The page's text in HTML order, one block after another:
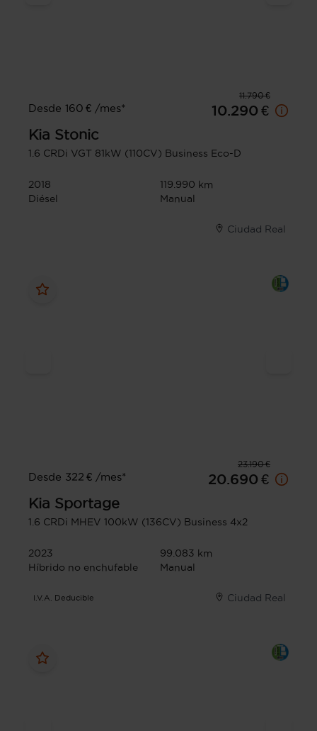
11.790 €
Desde 160 € /mes*
10.290 €
Kia Stonic
1.6 CRDi VGT 81kW (110CV) Business Eco-D
2018
119.990 km
Diésel
Manual
Ciudad Real
23.190 €
Desde 322 € /mes*
20.690 €
Kia Sportage
1.6 CRDi MHEV 100kW (136CV) Business 4x2
2023
99.083 km
Híbrido no enchufable
Manual
I.V.A. Deducible Ciudad Real